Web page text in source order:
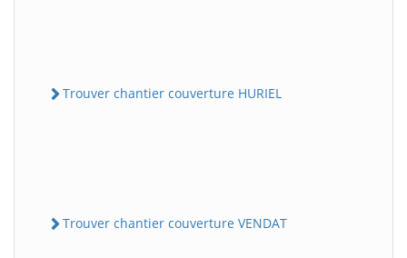
Trouver chantier couverture HURIEL
Trouver chantier couverture VENDAT